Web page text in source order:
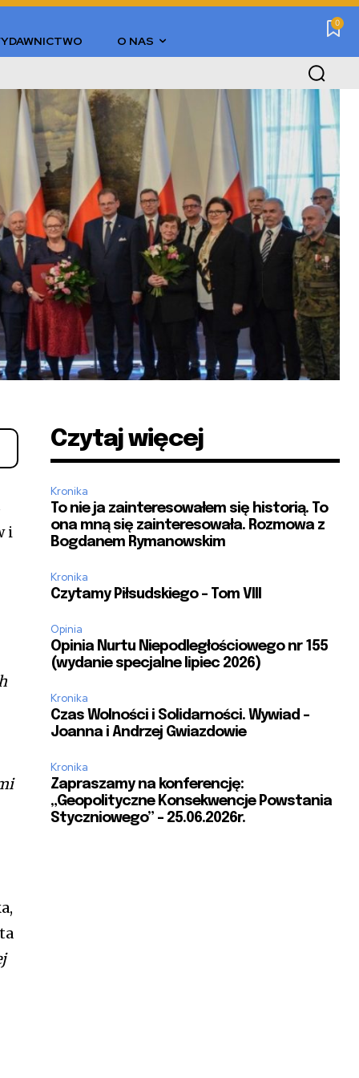
0
O NAS
i
Czytaj więcej
Kronika
To nie ja zainteresowałem się historią. To
ona mną się zainteresowała. Rozmowa z
Bogdanem Rymanowskim
Kronika
Czytamy Piłsudskiego – Tom VIII
Opinia
Opinia Nurtu Niepodległościowego nr 155
(wydanie specjalne lipiec 2026)
Kronika
Czas Wolności i Solidarności. Wywiad –
Joanna i Andrzej Gwiazdowie
Kronika
Zapraszamy na konferencję:
„Geopolityczne Konsekwencje Powstania
Styczniowego” – 25.06.2026r.